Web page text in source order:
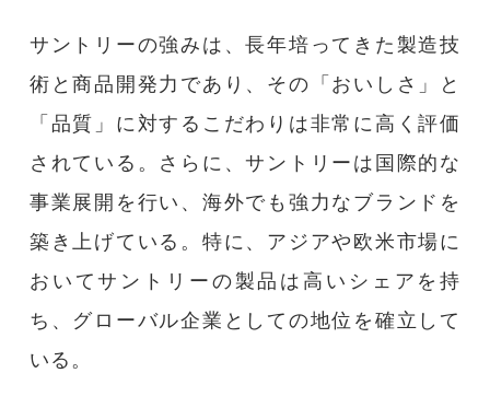
サントリーの強みは、長年培ってきた製造技
術と商品開発力であり、その「おいしさ」と
「品質」に対するこだわりは非常に高く評価
されている。さらに、サントリーは国際的な
事業展開を行い、海外でも強力なブランドを
築き上げている。特に、アジアや欧米市場に
おいてサントリーの製品は高いシェアを持
ち、グローバル企業としての地位を確立して
いる。